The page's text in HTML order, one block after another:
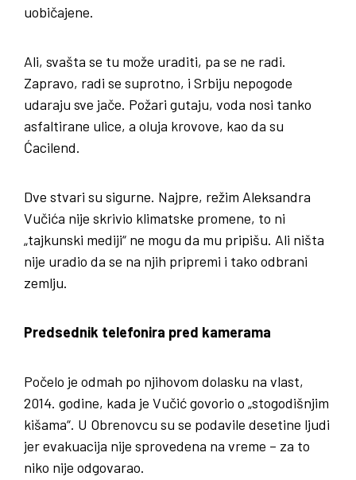
uobičajene.
Ali, svašta se tu može uraditi, pa se ne radi.
Zapravo, radi se suprotno, i Srbiju nepogode
udaraju sve jače. Požari gutaju, voda nosi tanko
asfaltirane ulice, a oluja krovove, kao da su
Ćacilend.
Dve stvari su sigurne. Najpre, režim Aleksandra
Vučića nije skrivio klimatske promene, to ni
„tajkunski mediji“ ne mogu da mu pripišu. Ali ništa
nije uradio da se na njih pripremi i tako odbrani
zemlju.
Predsednik telefonira pred kamerama
Počelo je odmah po njihovom dolasku na vlast,
2014. godine, kada je Vučić govorio o „stogodišnjim
kišama“. U Obrenovcu su se podavile desetine ljudi
jer evakuacija nije sprovedena na vreme – za to
niko nije odgovarao.